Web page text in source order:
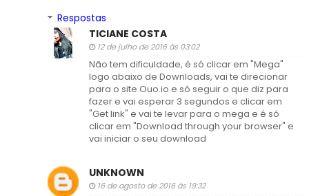
Respostas
TICIANE COSTA
12 de julho de 2016 às 03:02
Não tem dificuldade, é só clicar em "Mega"
logo abaixo de Downloads, vai te direcionar
para o site Ouo.io e só seguir o que diz para
fazer e vai esperar 3 segundos e clicar em
"Get link" e vai te levar para o mega e é só
clicar em "Download through your browser" e
vai iniciar o seu download
UNKNOWN
16 de agosto de 2016 às 19:32